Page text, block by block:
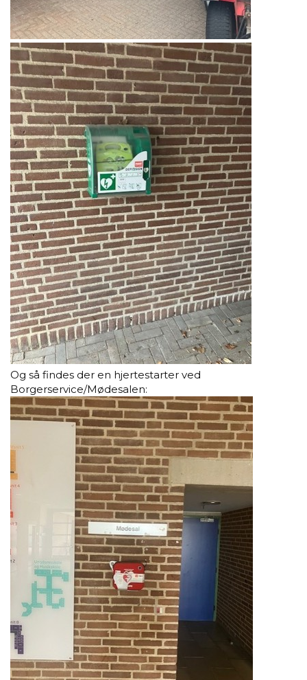
Og så findes der en hjertestarter ved
Borgerservice/Mødesalen: